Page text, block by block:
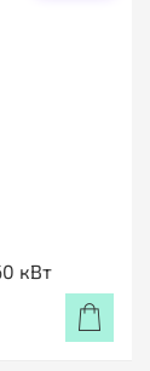
кВт